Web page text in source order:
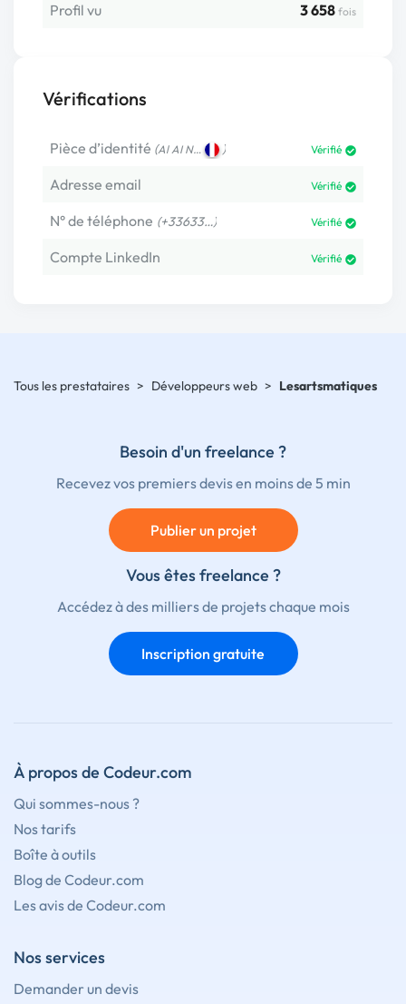
Profil vu
3 658 fois
Vérifications
Pièce d’identité (Al AI N… ) Vérifié
Adresse email Vérifié
N° de téléphone (+33633…) Vérifié
Compte LinkedIn Vérifié
Tous les prestataires > Développeurs web > Lesartsmatiques
Besoin d'un freelance ?
Recevez vos premiers devis en moins de 5 min
Publier un projet
Vous êtes freelance ?
Accédez à des milliers de projets chaque mois
Inscription gratuite
À propos de Codeur.com
Qui sommes-nous ?
Nos tarifs
Boîte à outils
Blog de Codeur.com
Les avis de Codeur.com
Nos services
Demander un devis